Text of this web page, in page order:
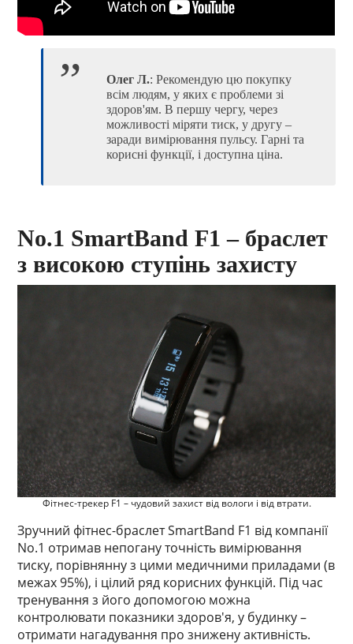
Олег Л.: Рекомендую цю покупку
всім людям, у яких є проблеми зі
здоров'ям. В першу чергу, через
можливості міряти тиск, у другу –
заради вимірювання пульсу. Гарні та
корисні функції, і доступна ціна.
No.1 SmartBand F1 – браслет
з високою ступінь захисту
Фітнес-трекер F1 – чудовий захист від вологи і від втрати.
Зручний фітнес-браслет SmartBand F1 від компанії
No.1 отримав непогану точність вимірювання
тиску, порівнянну з цими медичними приладами (в
межах 95%), і цілий ряд корисних функцій. Під час
тренування з його допомогою можна
контролювати показники здоров'я, у будинку –
отримати нагадування про знижену активність.